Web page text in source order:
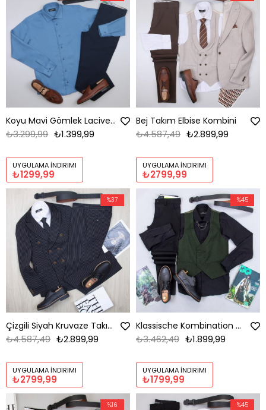
Koyu Mavi Gömlek Lacivert Kumaş Pantolon Ayakkabı Kombin
₺1.399,99
₺3.299,99
UYGULAMA İNDIRIMI
₺1299,99
Bej Takım Elbise Kombini
₺2.899,99
₺4.587,49
UYGULAMA İNDIRIMI
₺2799,99
Çizgili Siyah Kruvaze Takım Elbise Kombini
₺2.899,99
₺4.587,49
UYGULAMA İNDIRIMI
₺2799,99
%37
Klassische Kombination mit Weste
₺1.899,99
₺3.462,49
UYGULAMA İNDIRIMI
₺1799,99
%45
%16 %45